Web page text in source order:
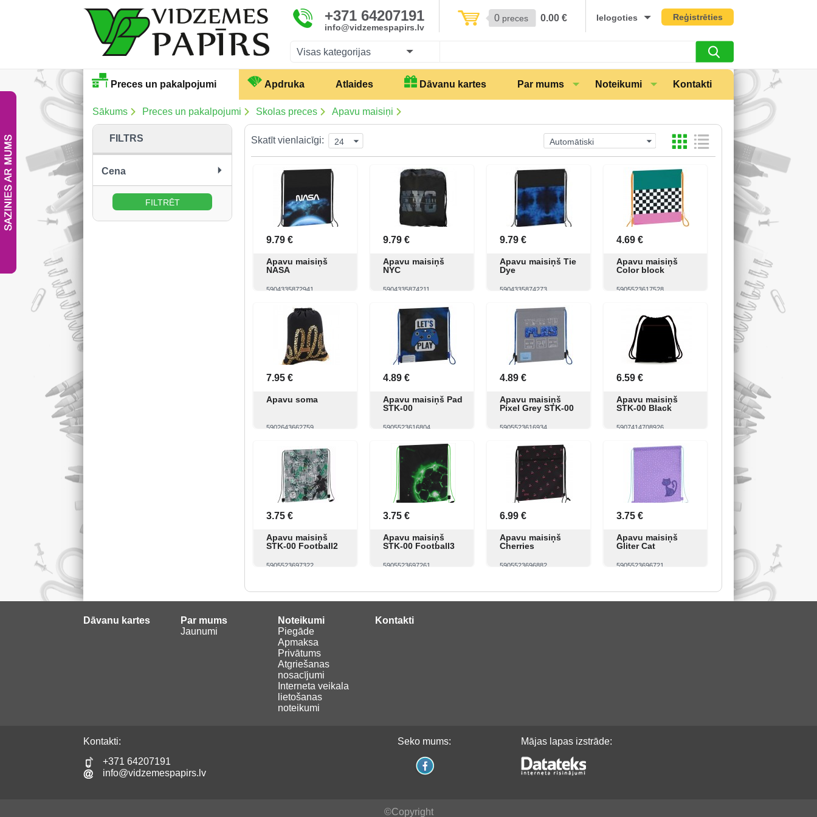
+371 64207191
info@vidzemespapirs.lv
0 preces 0.00 € Ielogoties Reģistrēties
Visas kategorijas
Preces un pakalpojumi Apdruka Atlaides Dāvanu kartes Par mums Noteikumi Kontakti
Sākums Preces un pakalpojumi Skolas preces Apavu maisiņi
FILTRS
Cena
no:
līdz:
Skatīt vienlaicīgi: 24 Automātiski
9.79 €
Apavu maisiņš
NASA
5904335872941
Skatīt
9.79 €
Apavu maisiņš
NYC
5904335874211
Skatīt Pirkt
9.79 €
Apavu maisiņš Tie
Dye
5904335874273
Skatīt Pirkt
4.69 €
Apavu maisiņš
Color block
5905523617528
7.95 €
Apavu soma
5902643662759
4.89 €
Apavu maisiņš Pad
STK-00
5905523616804
Skatīt Pirkt
4.89 €
Apavu maisiņš
Pixel Grey STK-00
5905523616934
Skatīt Pirkt
6.59 €
Apavu maisiņš
STK-00 Black
5907414708926
Skatīt Pirkt
3.75 €
Apavu maisiņš
STK-00 Football2
5905523697322
3.75 €
Apavu maisiņš
STK-00 Football3
5905523697261
6.99 €
Apavu maisiņš
Cherries
5905523696882
3.75 €
Apavu maisiņš
Gliter Cat
5905523696721
Dāvanu kartes
Par mums
Jaunumi
Noteikumi
Piegāde
Apmaksa
Privātums
Atgriešanas
nosacījumi
Interneta veikala
lietošanas
noteikumi
Kontakti
Kontakti:
+371 64207191
info@vidzemespapirs.lv
Seko mums: Mājas lapas izstrāde:
©Copyright